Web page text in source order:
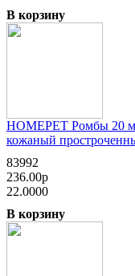
В корзину
HOMEPET Ромбы 20
кожаный
83992
236.00р
22.0000
В корзину